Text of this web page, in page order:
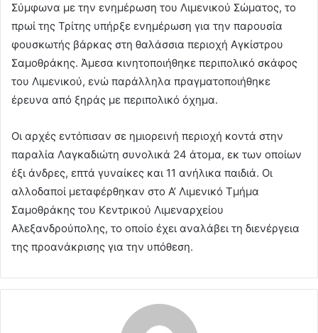
Σύμφωνα με την ενημέρωση του Λιμενικού Σώματος, το
πρωί της Τρίτης υπήρξε ενημέρωση για την παρουσία
φουσκωτής βάρκας στη θαλάσσια περιοχή Αγκίστρου
Σαμοθράκης. Άμεσα κινητοποιήθηκε περιπολικό σκάφος
του Λιμενικού, ενώ παράλληλα πραγματοποιήθηκε
έρευνα από ξηράς με περιπολικό όχημα.
Οι αρχές εντόπισαν σε ημιορεινή περιοχή κοντά στην
παραλία Λαγκαδιώτη συνολικά 24 άτομα, εκ των οποίων
έξι άνδρες, επτά γυναίκες και 11 ανήλικα παιδιά. Οι
αλλοδαποί μεταφέρθηκαν στο Α’ Λιμενικό Τμήμα
Σαμοθράκης του Κεντρικού Λιμεναρχείου
Αλεξανδρούπολης, το οποίο έχει αναλάβει τη διενέργεια
της προανάκρισης για την υπόθεση.